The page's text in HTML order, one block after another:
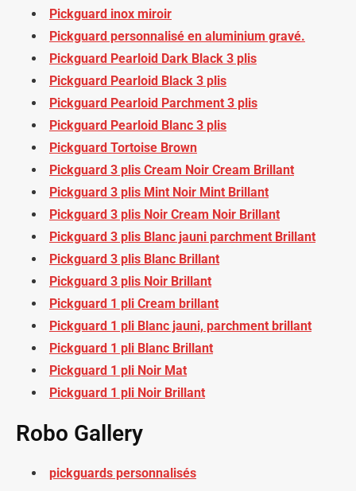
Pickguard inox miroir
Pickguard personnalisé en aluminium gravé.
Pickguard Pearloid Dark Black 3 plis
Pickguard Pearloid Black 3 plis
Pickguard Pearloid Parchment 3 plis
Pickguard Pearloid Blanc 3 plis
Pickguard Tortoise Brown
Pickguard 3 plis Cream Noir Cream Brillant
Pickguard 3 plis Mint Noir Mint Brillant
Pickguard 3 plis Noir Cream Noir Brillant
Pickguard 3 plis Blanc jauni parchment Brillant
Pickguard 3 plis Blanc Brillant
Pickguard 3 plis Noir Brillant
Pickguard 1 pli Cream brillant
Pickguard 1 pli Blanc jauni, parchment brillant
Pickguard 1 pli Blanc Brillant
Pickguard 1 pli Noir Mat
Pickguard 1 pli Noir Brillant
Robo Gallery
pickguards personnalisés